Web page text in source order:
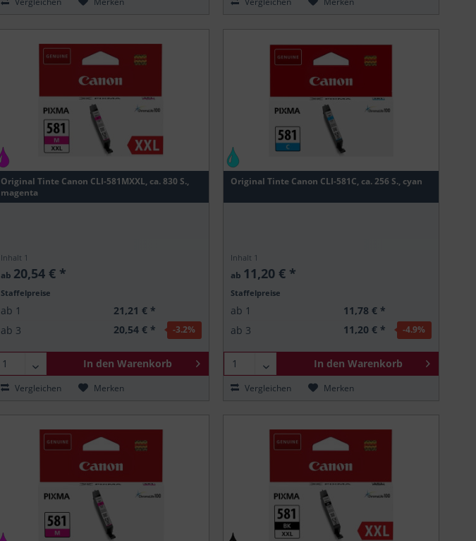
Original Tinte Canon CLI-581MXXL, ca. 830 S.,
magenta
Inhalt 1
ab 20,54 € *
Staffelpreise
ab 1
21,21 € *
ab 3 20,54 € * -3.2%
In den Warenkorb
Vergleichen Merken
Original Tinte Canon CLI-581C, ca. 256 S., cyan
Inhalt 1
ab 11,20 € *
Staffelpreise
ab 1
11,78 € *
ab 3 11,20 € * -4.9%
In den Warenkorb
Vergleichen Merken